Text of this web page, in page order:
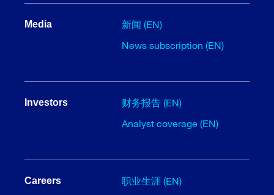
Media
新闻 (EN)
News subscription (EN)
Investors
财务报告 (EN)
Analyst coverage (EN)
Careers
职业生涯 (EN)